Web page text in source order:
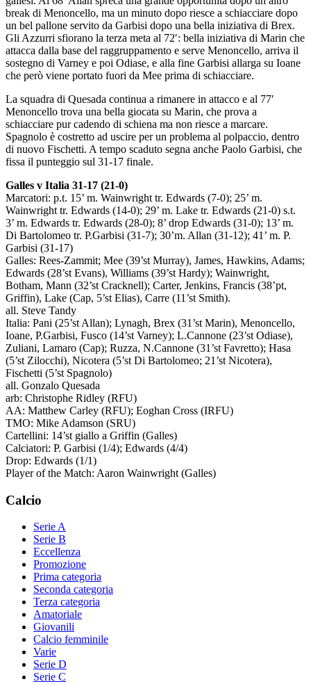
break di Menoncello, ma un minuto dopo riesce a schiacciare dopo
un bel pallone servito da Garbisi dopo una bella iniziativa di Brex.
Gli Azzurri sfiorano la terza meta al 72′: bella iniziativa di Marin che
attacca dalla base del raggruppamento e serve Menoncello, arriva il
sostegno di Varney e poi Odiase, e alla fine Garbisi allarga su Ioane
che però viene portato fuori da Mee prima di schiacciare.
La squadra di Quesada continua a rimanere in attacco e al 77′
Menoncello trova una bella giocata su Marin, che prova a
schiacciare pur cadendo di schiena ma non riesce a marcare.
Spagnolo è costretto ad uscire per un problema al polpaccio, dentro
di nuovo Fischetti. A tempo scaduto segna anche Paolo Garbisi, che
fissa il punteggio sul 31-17 finale.
Galles v Italia 31-17 (21-0)
Marcatori: p.t. 15’ m. Wainwright tr. Edwards (7-0); 25’ m.
Wainwright tr. Edwards (14-0); 29’ m. Lake tr. Edwards (21-0) s.t.
3’ m. Edwards tr. Edwards (28-0); 8’ drop Edwards (31-0); 13’ m.
Di Bartolomeo tr. P.Garbisi (31-7); 30’m. Allan (31-12); 41’ m. P.
Garbisi (31-17)
Galles: Rees-Zammit; Mee (39’st Murray), James, Hawkins, Adams;
Edwards (28’st Evans), Williams (39’st Hardy); Wainwright,
Botham, Mann (32’st Cracknell); Carter, Jenkins, Francis (38’pt,
Griffin), Lake (Cap, 5’st Elias), Carre (11’st Smith).
all. Steve Tandy
Italia: Pani (25’st Allan); Lynagh, Brex (31’st Marin), Menoncello,
Ioane, P.Garbisi, Fusco (14’st Varney); L.Cannone (23’st Odiase),
Zuliani, Lamaro (Cap); Ruzza, N.Cannone (31’st Favretto); Hasa
(5’st Zilocchi), Nicotera (5’st Di Bartolomeo; 21’st Nicotera),
Fischetti (5’st Spagnolo)
all. Gonzalo Quesada
arb: Christophe Ridley (RFU)
AA: Matthew Carley (RFU); Eoghan Cross (IRFU)
TMO: Mike Adamson (SRU)
Cartellini: 14’st giallo a Griffin (Galles)
Calciatori: P. Garbisi (1/4); Edwards (4/4)
Drop: Edwards (1/1)
Player of the Match: Aaron Wainwright (Galles)
Calcio
Serie A
Serie B
Eccellenza
Promozione
Prima categoria
Seconda categoria
Terza categoria
Amatoriale
Giovanili
Calcio femminile
Varie
Serie D
Serie C